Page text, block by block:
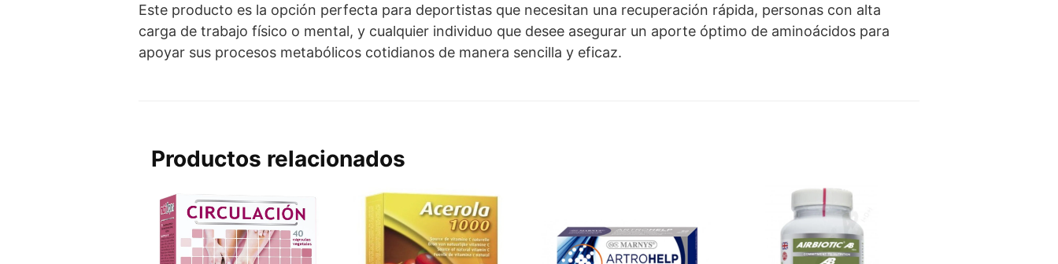
Este producto es la opción perfecta para deportistas que necesitan una recuperación rápida, personas con alta
carga de trabajo físico o mental, y cualquier individuo que desee asegurar un aporte óptimo de aminoácidos para
apoyar sus procesos metabólicos cotidianos de manera sencilla y eficaz.
Productos relacionados